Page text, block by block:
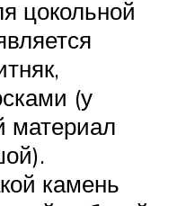
цокольной
(у
материал
камень